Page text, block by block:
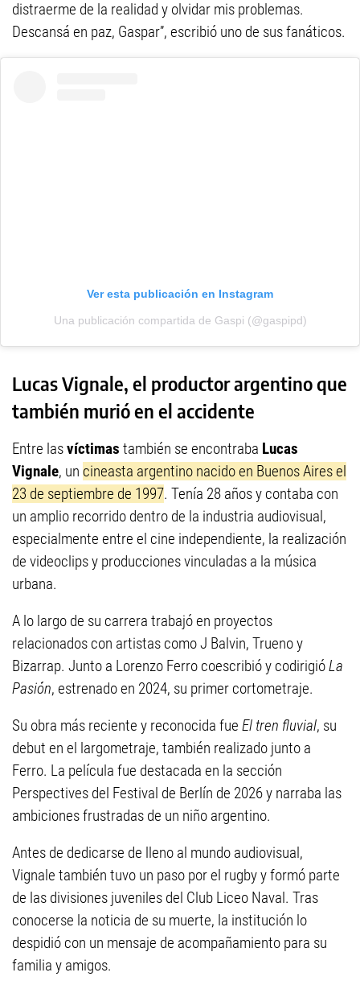
distraerme de la realidad y olvidar mis problemas.
Descansá en paz, Gaspar”, escribió uno de sus fanáticos.
Ver esta publicación en Instagram
Una publicación compartida de Gaspi (@gaspipd)
Lucas Vignale, el productor argentino que
también murió en el accidente
Entre lasvíctimas también se encontraba Lucas
Vignale, un cineasta argentino nacido en Buenos Aires el
23 de septiembre de 1997. Tenía 28 años y contaba con
un amplio recorrido dentro de la industria audiovisual,
especialmente entre el cine independiente, la realización
de videoclips y producciones vinculadas a la música
urbana.
A lo largo de su carrera trabajó en proyectos
relacionados con artistas como J Balvin, Trueno y
Bizarrap. Junto a Lorenzo Ferro coescribió y codirigióLa
Pasión, estrenado en 2024, su primer cortometraje.
Su obra más reciente y reconocida fue El tren fluvial, su
debut en el largometraje, también realizado junto a
Ferro. La película fue destacada en la sección
Perspectives del Festival de Berlín de 2026 y narraba las
ambiciones frustradas de un niño argentino.
Antes de dedicarse de lleno al mundo audiovisual,
Vignale también tuvo un paso por el rugby y formó parte
de las divisiones juveniles del Club Liceo Naval. Tras
conocerse la noticia de su muerte, la institución lo
despidió con un mensaje de acompañamiento para su
familia y amigos.